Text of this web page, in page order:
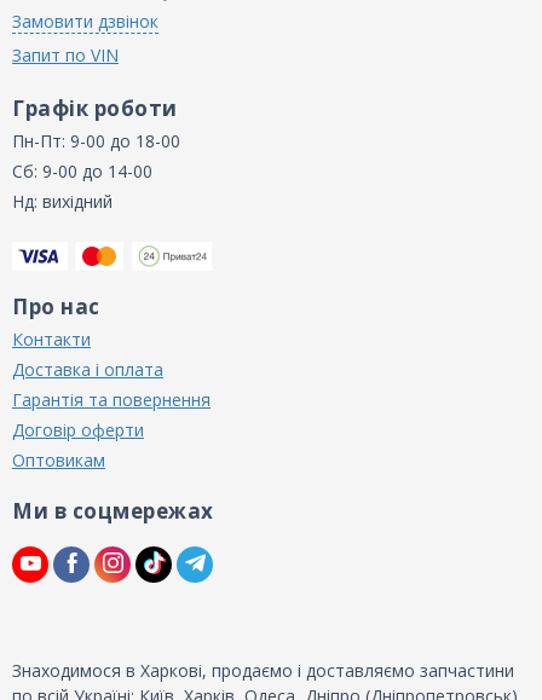
Замовити дзвінок
Запит по VIN
Графік роботи
Пн-Пт: 9-00 до 18-00
Сб: 9-00 до 14-00
Нд: вихідний
Про нас
Контакти
Доставка і оплата
Гарантія та повернення
Договір оферти
Оптовикам
Ми в соцмережах
Знаходимося в Харкові, продаємо і доставляємо запчастини